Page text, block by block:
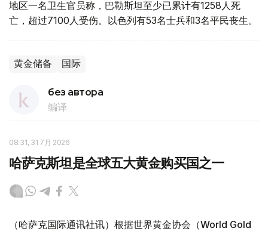
地区一名卫生官员称，巴勒斯坦至少已累计有1258人死
亡，超过7100人受伤。以色列有53名士兵和3名平民丧生。
黄金储备 国际
без автора
编译
08:31, 31 7月 2026
哈萨克斯坦是全球五大黄金购买国之一
（哈萨克国际通讯社讯）根据世界黄金协会（World Gold